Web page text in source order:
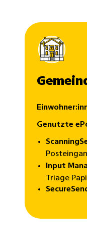
Genutzte
Input
Triage